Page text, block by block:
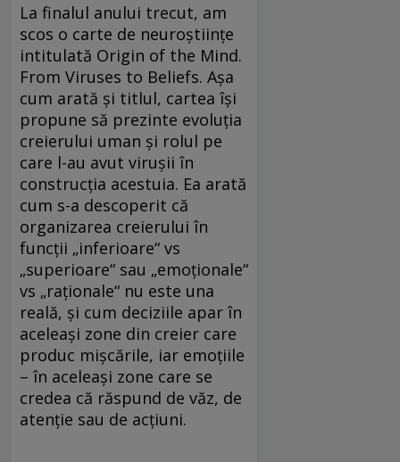
La finalul anului trecut, am
scos o carte de neuroştiinţe
intitulată Origin of the Mind.
From Viruses to Beliefs. Aşa
cum arată şi titlul, cartea îşi
propune să prezinte evoluţia
creierului uman şi rolul pe
care l-au avut viruşii în
construcţia acestuia. Ea arată
cum s-a descoperit că
organizarea creierului în
funcţii „inferioare“ vs
„superioare“ sau „emoţionale“
vs „raţionale“ nu este una
reală, şi cum deciziile apar în
aceleaşi zone din creier care
produc mişcările, iar emoţiile
– în aceleaşi zone care se
credea că răspund de văz, de
atenţie sau de acţiuni.